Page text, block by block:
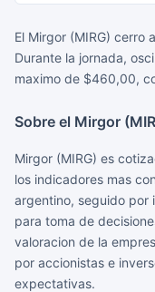
El Mirgor (MIRG) cerro
Durante la jornada,
maximo de $460,00,
Sobre el Mirgor
Mirgor (MIRG) es
los indicadores mas
argentino, seguido por
para toma de
valoracion de la
por accionistas e
expectativas.